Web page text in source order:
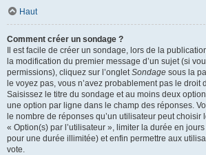
Haut
Comment créer un sondage ?
Il est facile de créer un sondage, lors de la
la modification du premier message d’un sujet (si
permissions), cliquez sur l’ongletSondage sous la
le voyez pas, vous n’avez probablement pas le droit
Saisissez le titre du sondage et au moins deux
une option par ligne dans le champ des réponses.
le nombre de réponses qu’un utilisateur peut choisir
« Option(s) par l’utilisateur », limiter la durée en
pour une durée illimitée) et enfin permettre aux
vote.